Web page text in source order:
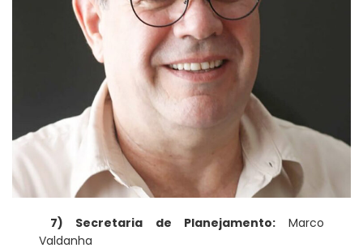
7) Secretaria de Planejamento:Marco
Valdanha